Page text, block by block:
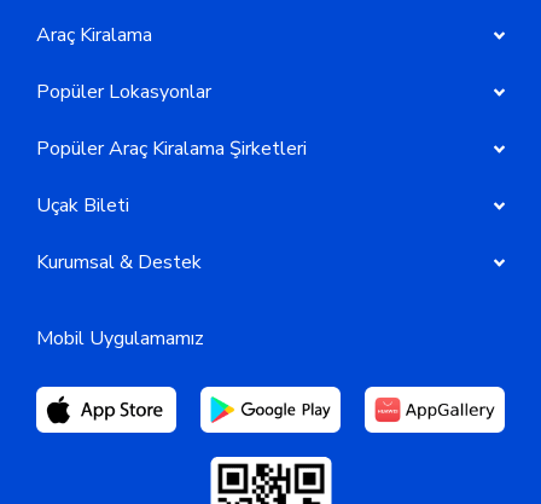
Araç Kiralama
Popüler Lokasyonlar
Popüler Araç Kiralama Şirketleri
Uçak Bileti
Kurumsal & Destek
Mobil Uygulamamız